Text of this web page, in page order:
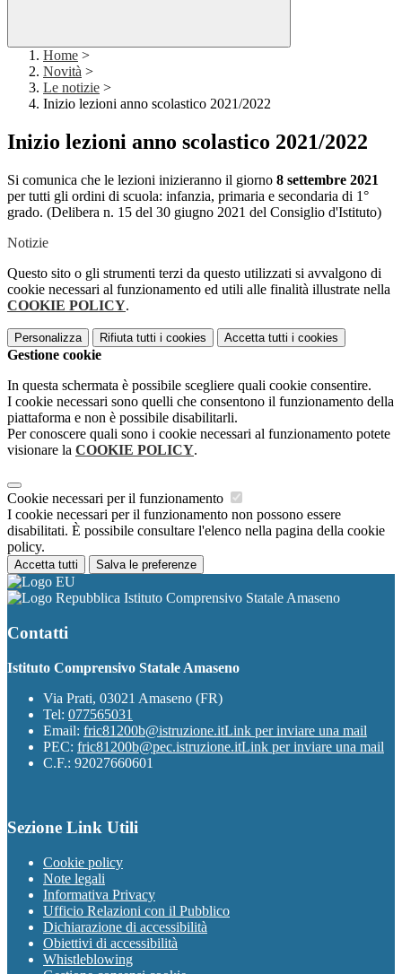
Home >
Novità >
Le notizie >
Inizio lezioni anno scolastico 2021/2022
Inizio lezioni anno scolastico 2021/2022
Si comunica che le lezioni inizieranno il giorno 8 settembre 2021
per tutti gli ordini di scuola: infanzia, primaria e secondaria di 1°
grado. (Delibera n. 15 del 30 giugno 2021 del Consiglio d'Istituto)
Notizie
Questo sito o gli strumenti terzi da questo utilizzati si avvalgono di
cookie necessari al funzionamento ed utili alle finalità illustrate nella
COOKIE POLICY.
Personalizza Rifiuta tutti i cookies Accetta tutti i cookies
Gestione cookie
In questa schermata è possibile scegliere quali cookie consentire.
I cookie necessari sono quelli che consentono il funzionamento della
piattaforma e non è possibile disabilitarli.
Per conoscere quali sono i cookie necessari al funzionamento potete
visionare la COOKIE POLICY.
Cookie necessari per il funzionamento
I cookie necessari per il funzionamento non possono essere
disabilitati. È possibile consultare l'elenco nella pagina della cookie
policy.
Accetta tutti Salva le preferenze
Istituto Comprensivo Statale Amaseno
Contatti
Istituto Comprensivo Statale Amaseno
Via Prati, 03021 Amaseno (FR)
Tel: 077565031
Email: fric81200b@istruzione.itLink per inviare una mail
PEC: fric81200b@pec.istruzione.itLink per inviare una mail
C.F.: 92027660601
Sezione Link Utili
Cookie policy
Note legali
Informativa Privacy
Ufficio Relazioni con il Pubblico
Dichiarazione di accessibilità
Obiettivi di accessibilità
Whistleblowing